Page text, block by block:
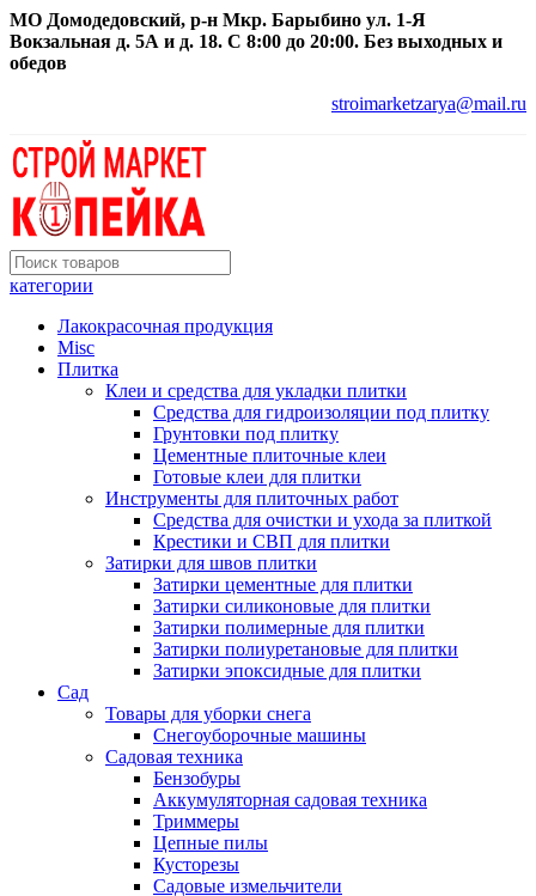
МО Домодедовский, р-н Мкр. Барыбино ул. 1-Я
Вокзальная д. 5А и д. 18. С 8:00 до 20:00. Без выходных и
обедов
stroimarketzarya@mail.ru
категории
Лакокрасочная продукция
Misc
Плитка
Клеи и средства для укладки плитки
Средства для гидроизоляции под плитку
Грунтовки под плитку
Цементные плиточные клеи
Готовые клеи для плитки
Инструменты для плиточных работ
Средства для очистки и ухода за плиткой
Крестики и СВП для плитки
Затирки для швов плитки
Затирки цементные для плитки
Затирки силиконовые для плитки
Затирки полимерные для плитки
Затирки полиуретановые для плитки
Затирки эпоксидные для плитки
Сад
Товары для уборки снега
Снегоуборочные машины
Садовая техника
Бензобуры
Аккумуляторная садовая техника
Триммеры
Цепные пилы
Кусторезы
Садовые измельчители